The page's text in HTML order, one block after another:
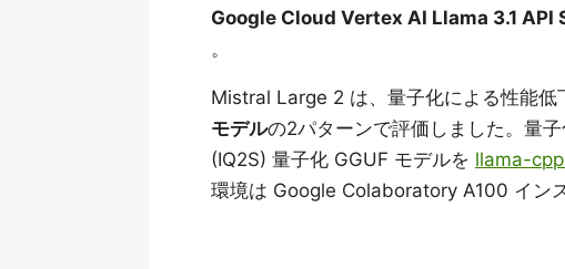
Google Cloud Vertex AI Llama 3.1 API
。
Mistral Large 2 は、量子化による性能低
モデルの2パターンで評価しました。量子
(IQ2S) 量子化 GGUF モデルを llama-
環境は Google Colaboratory A100 イン